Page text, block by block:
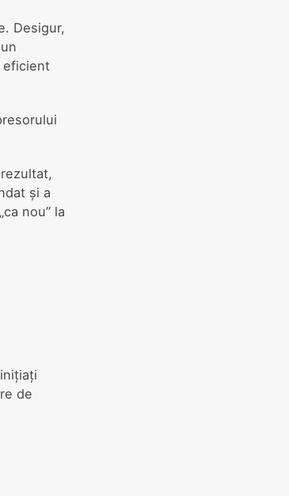
Desigur,
eficient
și a
nou” la
de